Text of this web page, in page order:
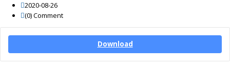
2020-08-26
(0)Comment
Download